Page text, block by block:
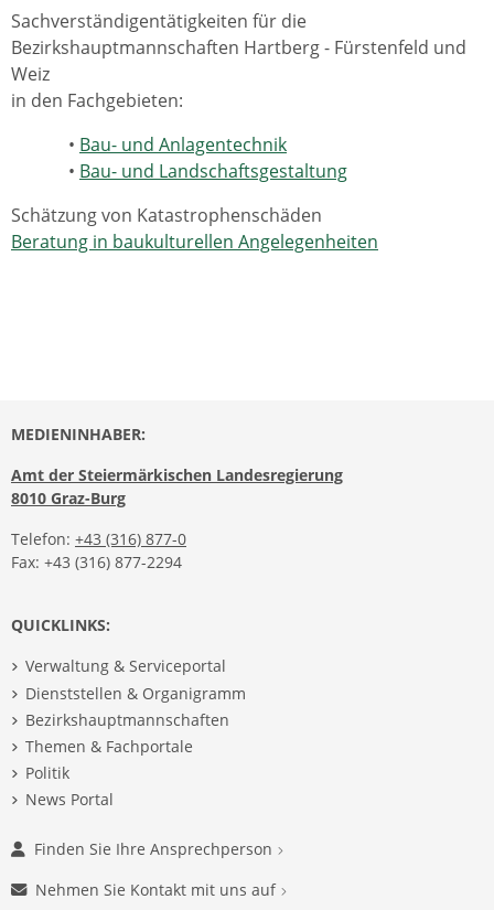
Sachverständigentätigkeiten für die
Bezirkshauptmannschaften Hartberg - Fürstenfeld und
Weiz
in den Fachgebieten:
• Bau- und Anlagentechnik
• Bau- und Landschaftsgestaltung
Schätzung von Katastrophenschäden
Beratung in baukulturellen Angelegenheiten
MEDIENINHABER:
Amt der Steiermärkischen Landesregierung
8010 Graz-Burg
Telefon: +43 (316) 877-0
Fax: +43 (316) 877-2294
QUICKLINKS:
Verwaltung & Serviceportal
Dienststellen & Organigramm
Bezirkshauptmannschaften
Themen & Fachportale
Politik
News Portal
Finden Sie Ihre Ansprechperson
Nehmen Sie Kontakt mit uns auf